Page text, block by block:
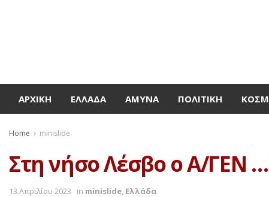
ΑΡΧΙΚΉ ΕΛΛΆΔΑ ΆΜΥΝΑ ΠΟΛΙΤΙΚΉ
Home minislide
Στη νήσο Λέσβο ο Α/ΓΕΝ
13 Απριλίου 2023 in minislide, Ελλάδα